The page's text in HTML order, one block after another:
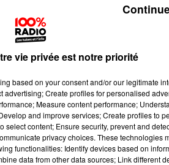
vie privée est notre priorité
based on your consent and/or our legitimate
Create profiles for personalised
Measure content performance;
and improve services; Create profiles to
content; Ensure security, prevent and
privacy choices. These technologies
functionalities: Identify devices based on
data from other data sources; Link different